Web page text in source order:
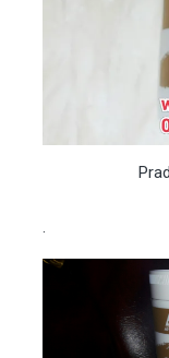
.